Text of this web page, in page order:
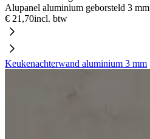
Alupanel aluminium geborsteld 3 mm
€ 21,70incl. btw
Keukenachterwand aluminium 3 mm